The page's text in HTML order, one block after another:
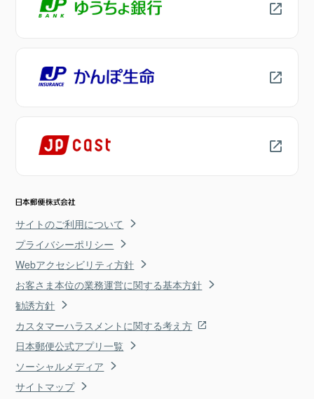
サイトのご利用について
プライバシーポリシー
Webアクセシビリティ方針
お客さま本位の業務運営に関する基本方針
勧誘方針
カスタマーハラスメントに関する考え方
日本郵便公式アプリ一覧
ソーシャルメディア
サイトマップ